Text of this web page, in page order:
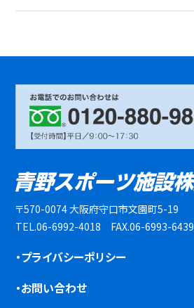
〒570-0074 大阪府守口市文園町5-19
TEL.06-6992-4018 FAX.06-6993-6439
・プライバシーポリシー
・お問い合わせ